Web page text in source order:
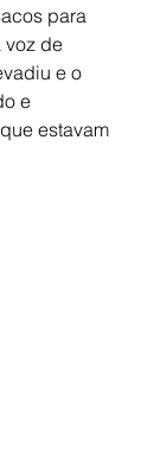
para
voz de
e o
e
estavam